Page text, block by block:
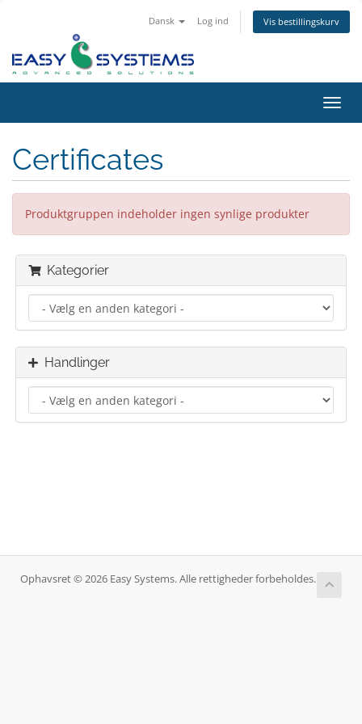
Dansk Log ind Vis bestillingskurv
Skift
Certificates
Produktgruppen indeholder ingen synlige produkter
Kategorier
Handlinger
Ophavsret © 2026 Easy Systems. Alle rettigheder forbeholdes.